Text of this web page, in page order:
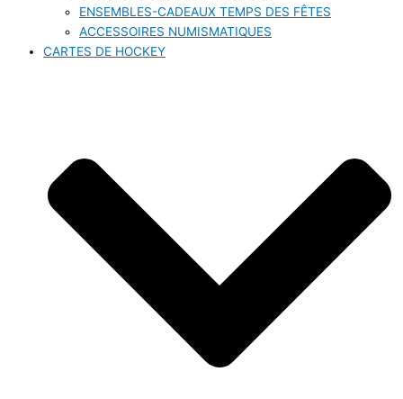
ENSEMBLES-CADEAUX TEMPS DES FÊTES
ACCESSOIRES NUMISMATIQUES
CARTES DE HOCKEY